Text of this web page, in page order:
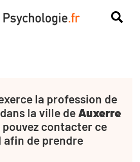
la profession de
dans la ville deAuxerre
pouvez contacter ce
de prendre